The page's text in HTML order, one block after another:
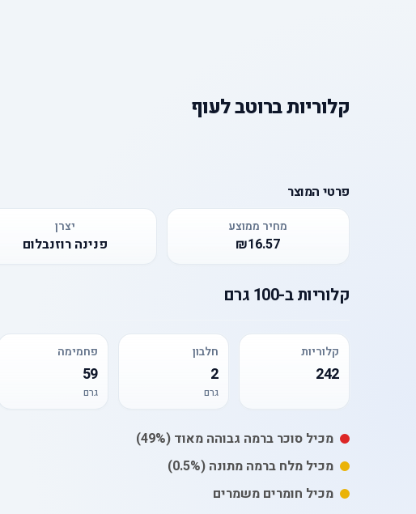
קלוריותברוטב לעוף
פרטי המוצר
מחיר ממוצע
₪16.57
יצרן
פנינה רוזנבלום
קלוריותב-100 גרם
קלוריות
242
חלבון
2
גרם
פחמימה
59
גרם
מכיל סוכר ברמה גבוהה מאוד (49%)
מכיל מלח ברמה מתונה (0.5%)
מכיל חומרים משמרים